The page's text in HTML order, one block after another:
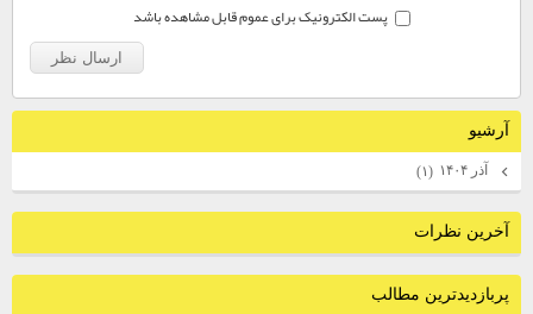
پست الکترونیک برای عموم قابل مشاهده باشد
آرشيو
آذر ۱۴۰۴ (۱)
آخرين نظرات
پربازديدترين مطالب